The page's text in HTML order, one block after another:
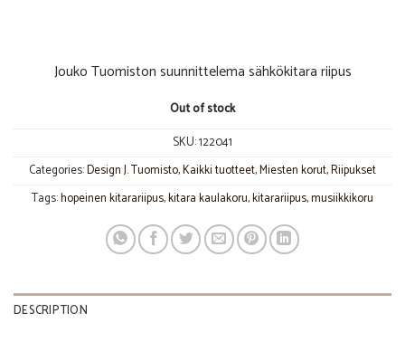
Jouko Tuomiston suunnittelema sähkökitara riipus
Out of stock
SKU:122041
Categories:Design J. Tuomisto,Kaikki tuotteet,Miesten korut,Riipukset
Tags:hopeinen kitarariipus,kitara kaulakoru,kitarariipus,musiikkikoru
DESCRIPTION